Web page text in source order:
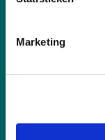
Marketing
Certificering